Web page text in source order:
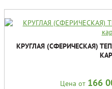
КРУГЛАЯ (СФЕРИЧЕСКАЯ)
Цена от 166